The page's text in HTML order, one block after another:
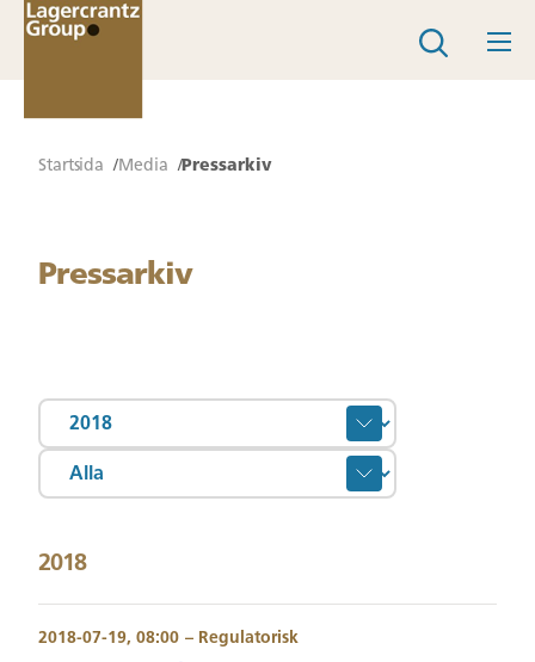
Startsida Media Pressarkiv
Pressarkiv
2018
2018-07-19, 08:00 – Regulatorisk